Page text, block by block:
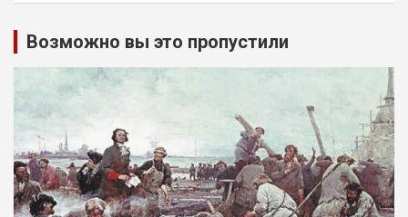
Возможно вы это пропустили